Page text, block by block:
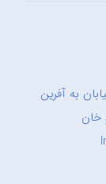
به آفرین